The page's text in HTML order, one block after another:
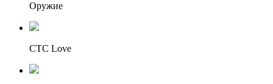
Оружие
СТС Love